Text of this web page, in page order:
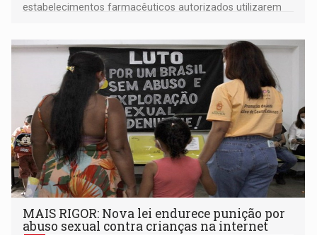
estabelecimentos farmacêuticos autorizados utilizarem
MAIS RIGOR: Nova lei endurece punição por
abuso sexual contra crianças na internet